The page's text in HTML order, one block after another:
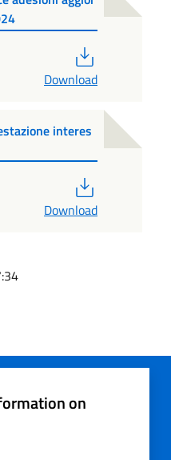
Download
interes
Download
on